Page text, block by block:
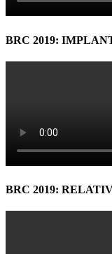
BRC 2019:
BRC 2019: